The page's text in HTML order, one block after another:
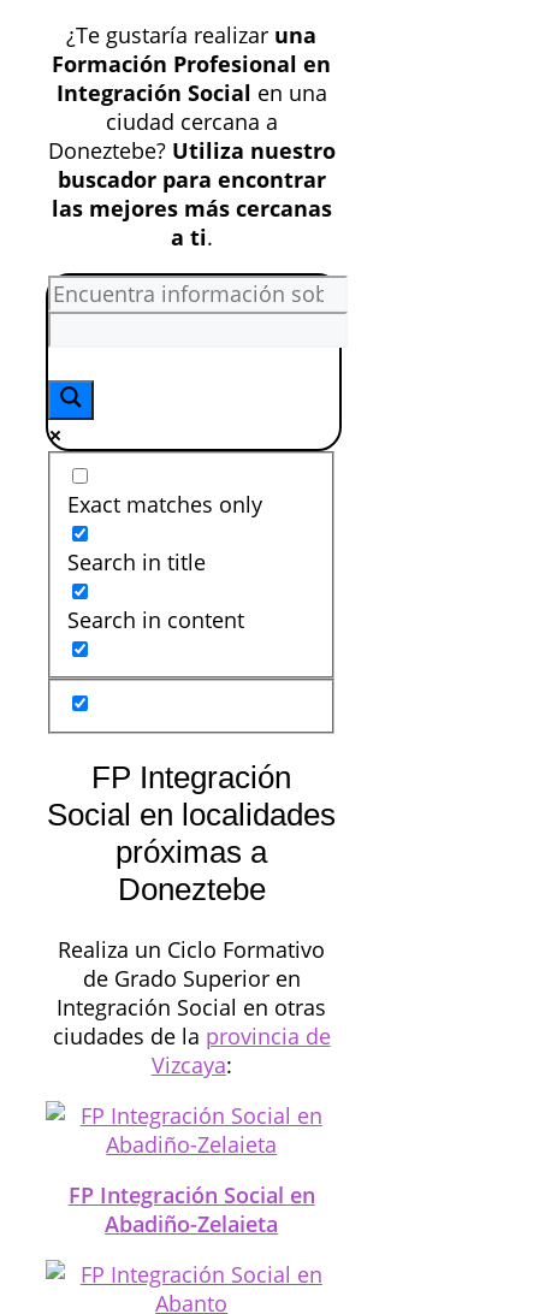
¿Te gustaría realizar una
Formación Profesional en
Integración Social en una
ciudad cercana a
Doneztebe? Utiliza nuestro
buscador para encontrar
las mejores más cercanas
a ti.
Exact matches only
Search in title
Search in content
FP Integración
Social en localidades
próximas a
Doneztebe
Realiza un Ciclo Formativo
de Grado Superior en
Integración Social en otras
ciudades de la provincia de
Vizcaya:
FP Integración Social en
Abadiño-Zelaieta